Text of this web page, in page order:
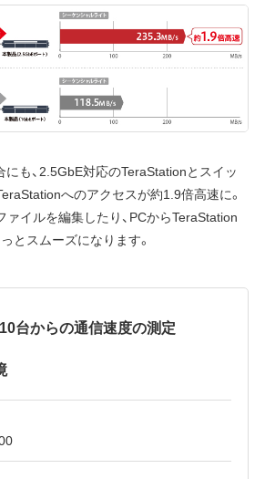
も、2.5GbE対応のTeraStationとスイッ
へのアクセスが約1.9倍高速に。
イルを編集したり、PCからTeraStation
とスムーズになります。
台からの通信速度の測定